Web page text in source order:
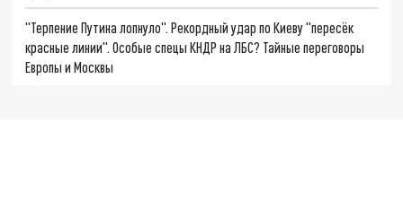
"Терпение Путина лопнуло". Рекордный удар по Киеву "пересёк
красные линии". Особые спецы КНДР на ЛБС? Тайные переговоры
Европы и Москвы